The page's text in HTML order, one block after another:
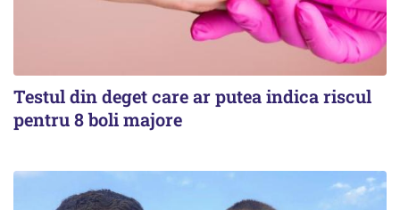
Testul din deget care ar putea indica riscul
pentru 8 boli majore